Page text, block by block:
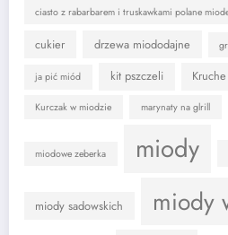
ciasto z rabarbarem i truskawkami polane
cukier drzewa miododajne
ja pić miód kit pszczeli
Kurczak w miodzie marynaty na glrill
miodowe zeberka miody
miody sadowskich miody